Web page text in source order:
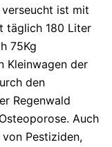
ist mit
täglich 180 Liter
75Kg
Kleinwagen der
den
Regenwald
Auch
Pestiziden,